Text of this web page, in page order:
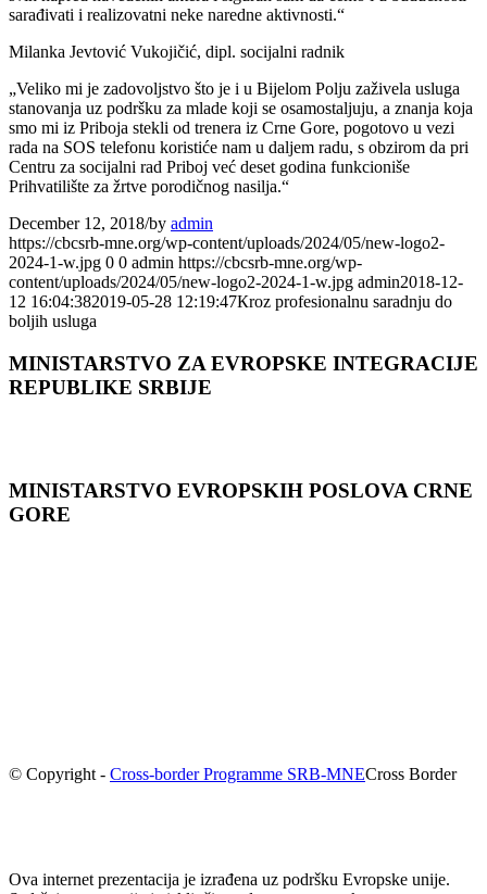
sarađivati i realizovatni neke naredne aktivnosti.“
Milanka Jevtović Vukojičić, dipl. socijalni radnik
„Veliko mi je zadovoljstvo što je i u Bijelom Polju zaživela usluga
stanovanja uz podršku za mlade koji se osamostaljuju, a znanja koja
smo mi iz Priboja stekli od trenera iz Crne Gore, pogotovo u vezi
rada na SOS telefonu koristiće nam u daljem radu, s obzirom da pri
Centru za socijalni rad Priboj već deset godina funkcioniše
Prihvatilište za žrtve porodičnog nasilja.“
December 12, 2018/by admin
https://cbcsrb-mne.org/wp-content/uploads/2024/05/new-logo2-
2024-1-w.jpg 0 0 admin https://cbcsrb-mne.org/wp-
content/uploads/2024/05/new-logo2-2024-1-w.jpg admin2018-12-
12 16:04:382019-05-28 12:19:47Кroz profesionalnu saradnju do
boljih usluga
MINISTARSTVO ZA EVROPSKE INTEGRACIJE
REPUBLIKE SRBIJE
MINISTARSTVO EVROPSKIH POSLOVA CRNЕ
GORЕ
© Copyright - Cross-border Programme SRB-MNECross Border
Ova internet prezentacija je izrađena uz podršku Evropske unije.